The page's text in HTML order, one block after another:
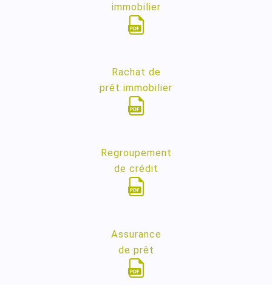
immobilier
Rachat de
prêt immobilier
Regroupement
de crédit
Assurance
de prêt